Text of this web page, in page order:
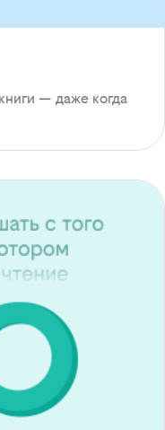
— даже когда